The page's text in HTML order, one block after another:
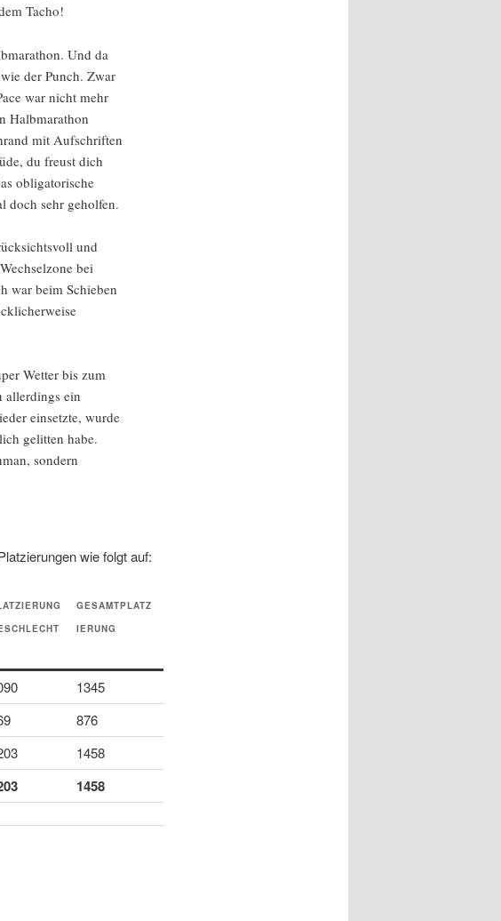
Tacho!
Und da
der Punch. Zwar
war nicht mehr
Halbmarathon
mit Aufschriften
du freust dich
obligatorische
doch sehr geholfen.
und
bei
war beim Schieben
Wetter bis zum
allerdings ein
einsetzte, wurde
gelitten habe.
sondern
wie folgt auf:
GESAMTPLATZ
IERUNG
1345
876
1458
1458